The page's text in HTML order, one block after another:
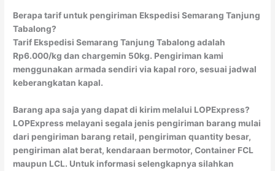
Berapa tarif untuk pengiriman Ekspedisi Semarang Tanjung
Tabalong?
Tarif Ekspedisi Semarang Tanjung Tabalong adalah
Rp6.000/kg dan chargemin 50kg. Pengiriman kami
menggunakan armada sendiri via kapal roro, sesuai jadwal
keberangkatan kapal.
Barang apa saja yang dapat di kirim melalui LOPExpress?
LOPExpress melayani segala jenis pengiriman barang mulai
dari pengiriman barang retail, pengiriman quantity besar,
pengiriman alat berat, kendaraan bermotor, Container FCL
maupun LCL. Untuk informasi selengkapnya silahkan